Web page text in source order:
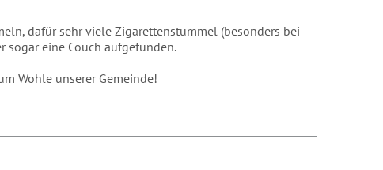
dafür sehr viele Zigarettenstummel (besonders bei
sogar eine Couch aufgefunden.
Wohle unserer Gemeinde!